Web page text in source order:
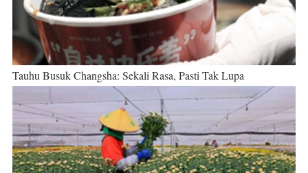
Tauhu Busuk Changsha: Sekali Rasa, Pasti Tak Lupa